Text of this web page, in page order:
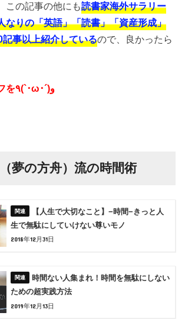
この記事の他にも読書家海外サラリー
なりの「英語」「読書」「資産形成」
事以上紹介しているので、良かったら
では、良きライフを٩(`･ω･´)و
夢の方舟）流の時間術
【人生で大切なこと】−時間−きっと人
生で無駄にしていけない尊いモノ
2018年12月31日
時間ない人集まれ！時間を無駄にしない
ための超実践方法
2019年12月13日